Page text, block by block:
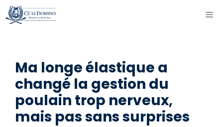
Aller
au
Ma longe élastique a
changé la gestion du
poulain trop nerveux,
mais pas sans surprises